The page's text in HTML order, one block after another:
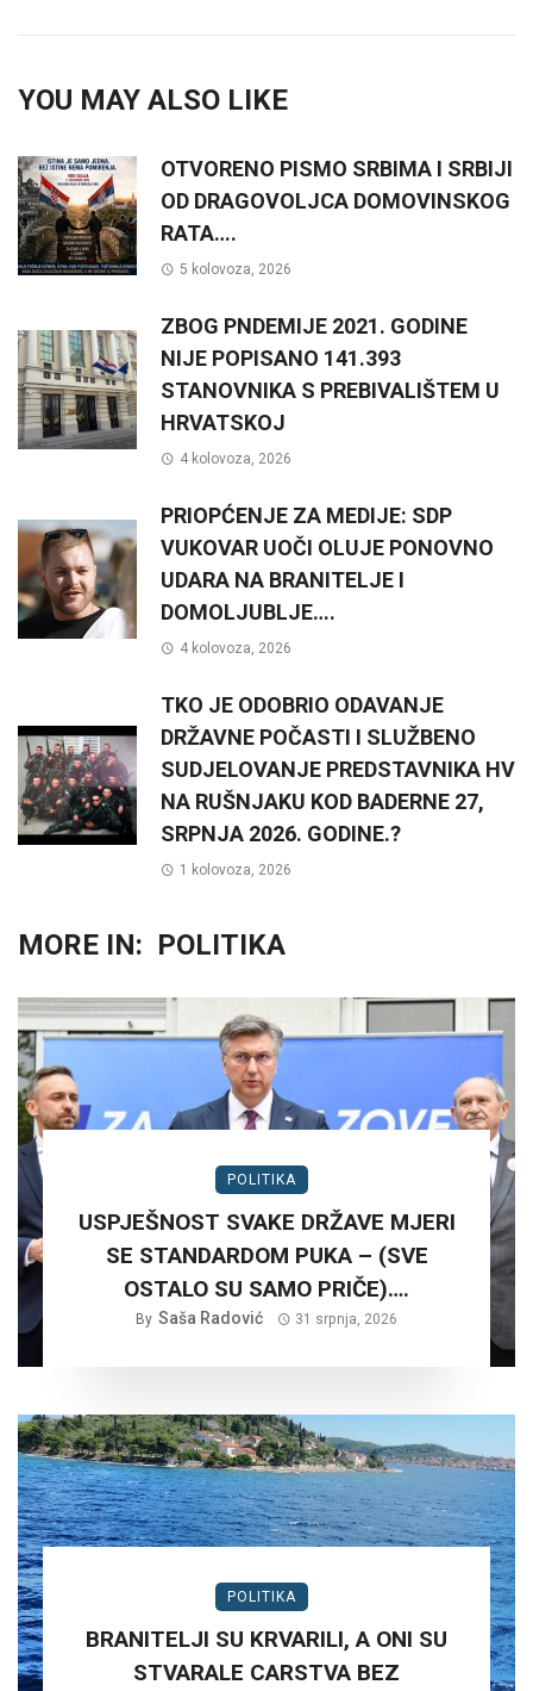
YOU MAY ALSO LIKE
OTVORENO PISMO SRBIMA I SRBIJI
OD DRAGOVOLJCA DOMOVINSKOG
RATA….
5 kolovoza, 2026
ZBOG PNDEMIJE 2021. GODINE
NIJE POPISANO 141.393
STANOVNIKA S PREBIVALIŠTEM U
HRVATSKOJ
4 kolovoza, 2026
PRIOPĆENJE ZA MEDIJE: SDP
VUKOVAR UOČI OLUJE PONOVNO
UDARA NA BRANITELJE I
DOMOLJUBLJE….
4 kolovoza, 2026
TKO JE ODOBRIO ODAVANJE
DRŽAVNE POČASTI I SLUŽBENO
SUDJELOVANJE PREDSTAVNIKA HV
NA RUŠNJAKU KOD BADERNE 27,
SRPNJA 2026. GODINE.?
1 kolovoza, 2026
MORE IN: POLITIKA
POLITIKA
USPJEŠNOST SVAKE DRŽAVE MJERI
SE STANDARDOM PUKA – (SVE
OSTALO SU SAMO PRIČE)….
By Saša Radović 31 srpnja, 2026
POLITIKA
BRANITELJI SU KRVARILI, A ONI SU
STVARALE CARSTVA BEZ